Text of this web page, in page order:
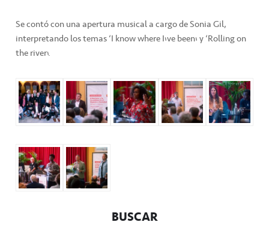
Se contó con una apertura musical a cargo de Sonia Gil,
interpretando los temas ‘I know where I’ve been’ y ‘Rolling on
the river’.
BUSCAR